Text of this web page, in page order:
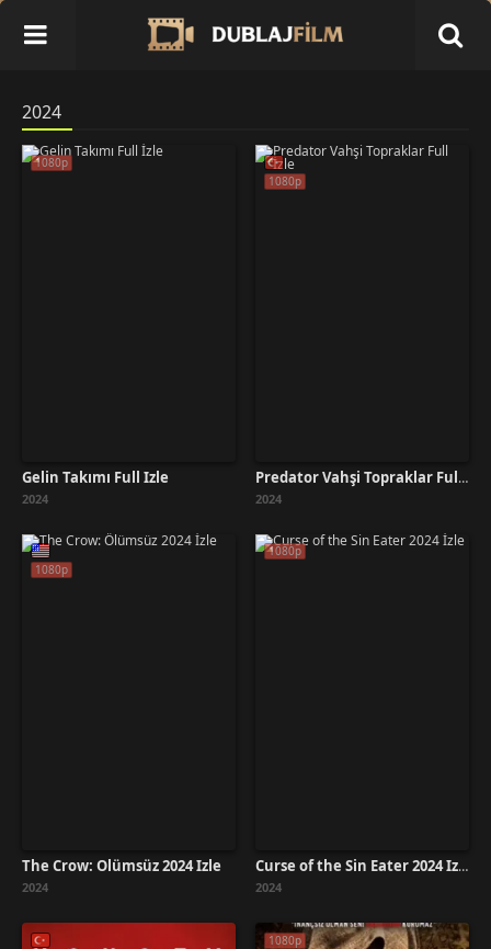
2024
1080p
Gelin Takımı Full İzle
2024
1080p
Predator Vahşi Topraklar Full İzle
2024
1080p
The Crow: Ölümsüz 2024 İzle
2024
1080p
Curse of the Sin Eater 2024 İzle
2024
1080p